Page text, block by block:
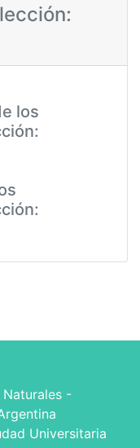
los
-
Universitaria